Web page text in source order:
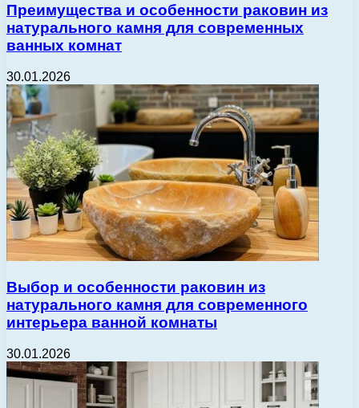
Преимущества и особенности раковин из
натурального камня для современных
ванных комнат
30.01.2026
Выбор и особенности раковин из
натурального камня для современного
интерьера ванной комнаты
30.01.2026